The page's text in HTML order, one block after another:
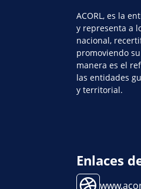
ACORL, es la
y representa a
nacional,
promoviendo
manera es el
las entidades
y territorial.
Enlaces